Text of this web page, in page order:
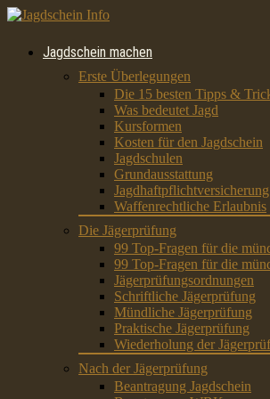
Jagdschein machen
Erste Überlegungen
Die 15 besten Tipps &
Was bedeutet Jagd
Kursformen
Kosten für den Jagdschein
Jagdschulen
Grundausstattung
Jagdhaftpflichtversicherung
Waffenrechtliche Erlaubnis
Die Jägerprüfung
99 Top-Fragen für die
99 Top-Fragen für die
Jägerprüfungsordnungen
Schriftliche Jägerprüfung
Mündliche Jägerprüfung
Praktische Jägerprüfung
Wiederholung der
Nach der Jägerprüfung
Beantragung Jagdschein